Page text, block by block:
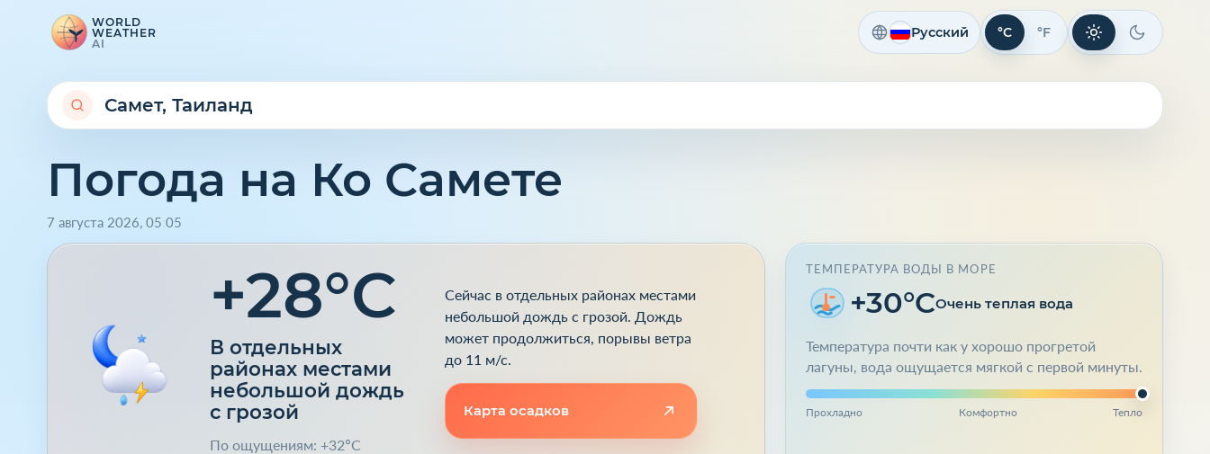
WORLD
WEATHER
AI
Русский °C °F Светлая тема
Темная
Погода на Ко Самете
7 августа 2026, 05 :05
+28°C
В отдельных
районах местами
небольшой дождь
с грозой
По ощущениям: +32°C
Сейчас в отдельных районах местами
небольшой дождь с грозой. Дождь
может продолжиться, порывы ветра
до 11 м/с.
Карта осадков
ТЕМПЕРАТУРА ВОДЫ В МОРЕ
+30°CОчень теплая вода
Температура почти как у хорошо прогретой
лагуны, вода ощущается мягкой с первой минуты.
Прохладно Комфортно Тепло